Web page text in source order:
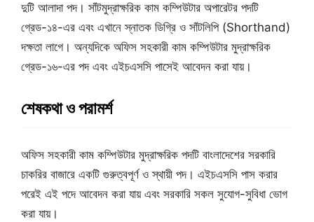
দুটি আলাদা পদ। সাঁটমুদ্রাক্ষরিক কাম কম্পিউটার অপারেটর পদটি
গ্রেড-১৪-এর এবং এখানে স্নাতক ডিগ্রি ও সাঁটলিপি (Shorthand)
দক্ষতা লাগে। অন্যদিকে অফিস সহকারী কাম কম্পিউটার মুদ্রাক্ষরিক
গ্রেড-১৬-এর পদ এবং এইচএসসি পাসেই আবেদন করা যায়।
শেষকথা ও পরামর্শ
অফিস সহকারী কাম কম্পিউটার মুদ্রাক্ষরিক পদটি বাংলাদেশের সরকারি
চাকরির বাজারে একটি গুরুত্বপূর্ণ ও স্থায়ী পদ। এইচএসসি পাস করার
পরেই এই পদে আবেদন করা যায় এবং সরকারি সকল সুযোগ-সুবিধা ভোগ
করা যায়।